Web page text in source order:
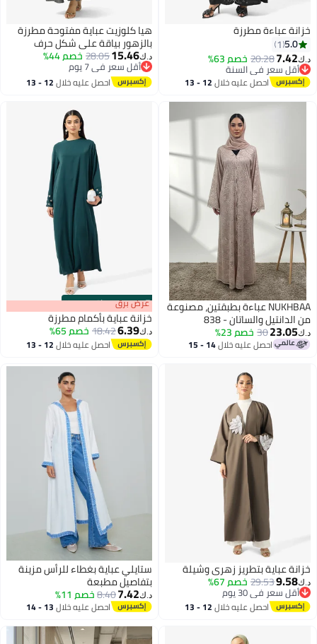
خزانة عباءة مطرزة
5.0
1
د.ك‏7.42
20.28خصم 63%
أقل سعر في السنة
أقل سعر في السنة
احصل عليه خلال 12 - 13
هيا كلوزيت عباية مفتوحة مطرزة
بالزهور بياقة على شكل حرف
د.ك‏15.46
28.05خصم 44%
أقل سعر في 7 يوم
أقل سعر في 7 يوماحصل عليه خلال 12 - 13
NUKHBAA عباءة بطبقتين، مصنوعة
من الدانتيل والساتان - 838
د.ك‏23.05
30خصم 23%
احصل عليه خلال 14 - 15
00m:00s
·باقي 100% عرض برق
خزانة عباية بأكمام مطرزة
د.ك‏6.39
18.42خصم 65%
احصل عليه خلال 12 - 13
خزانة عباية بتطريز زهري وشيلة
د.ك‏9.58
29.53خصم 67%
أقل سعر في 30 يوم
أقل سعر في 30 يوماحصل عليه خلال 12 - 13
ستايلي عباية بغطاء للرأس مزينة
بتفاصيل مطبعة
د.ك‏7.42
8.40خصم 11%
احصل عليه خلال 13 - 14